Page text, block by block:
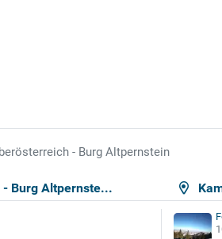
- Burg Altpernstein
Burg Altpernste...